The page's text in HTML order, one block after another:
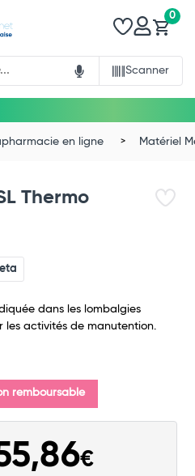
Scanner
0
en ligne Matériel
Thermo
dans les lombalgies
les activités de manutention.
remboursable
€